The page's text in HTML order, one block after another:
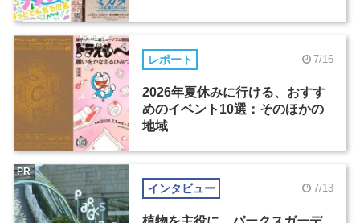
レポート 7/16
2026年夏休みに行ける、おすす
めのイベント10選：そのほかの
地域
インタビュー 7/13
PR